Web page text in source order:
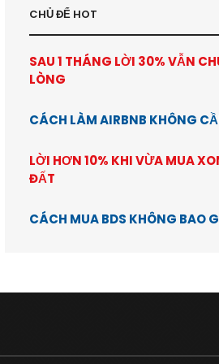
CHỦ ĐỂ HOT
SAU 1 THÁNG LỜI 30% VẪN
LÒNG
CÁCH LÀM AIRBNB KHÔNG
LỜI HƠN 10% KHI VỪA MUA
ĐẤT
CÁCH MUA BDS KHÔNG BAO